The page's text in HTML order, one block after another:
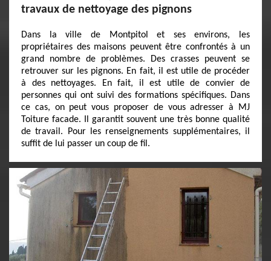
travaux de nettoyage des pignons
Dans la ville de Montpitol et ses environs, les
propriétaires des maisons peuvent être confrontés à un
grand nombre de problèmes. Des crasses peuvent se
retrouver sur les pignons. En fait, il est utile de procéder
à des nettoyages. En fait, il est utile de convier de
personnes qui ont suivi des formations spécifiques. Dans
ce cas, on peut vous proposer de vous adresser à MJ
Toiture facade. Il garantit souvent une très bonne qualité
de travail. Pour les renseignements supplémentaires, il
suffit de lui passer un coup de fil.